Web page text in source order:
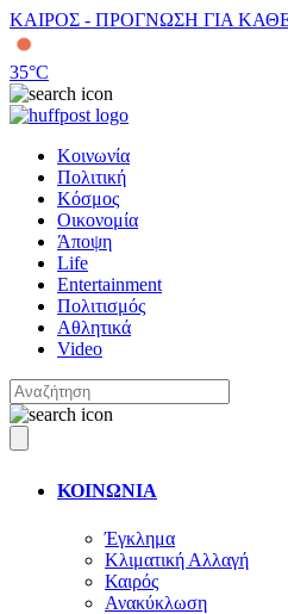
ΚΑΙΡΟΣ - ΠΡΟΓΝΩΣΗ ΓΙΑ
35°C
Κοινωνία
Πολιτική
Κόσμος
Οικονομία
Άποψη
Life
Entertainment
Πολιτισμός
Αθλητικά
Video
ΚΟΙΝΩΝΙΑ
Έγκλημα
Κλιματική Αλλαγή
Καιρός
Ανακύκλωση